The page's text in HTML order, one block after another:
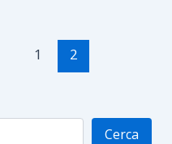
1 2
Cerca